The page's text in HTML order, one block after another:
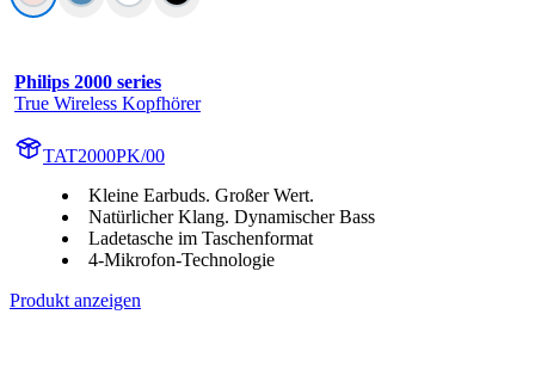
Philips 2000 series
True Wireless Kopfhörer
TAT2000PK/00
Kleine Earbuds. Großer Wert.
Natürlicher Klang. Dynamischer Bass
Ladetasche im Taschenformat
4-Mikrofon-Technologie
Produkt anzeigen